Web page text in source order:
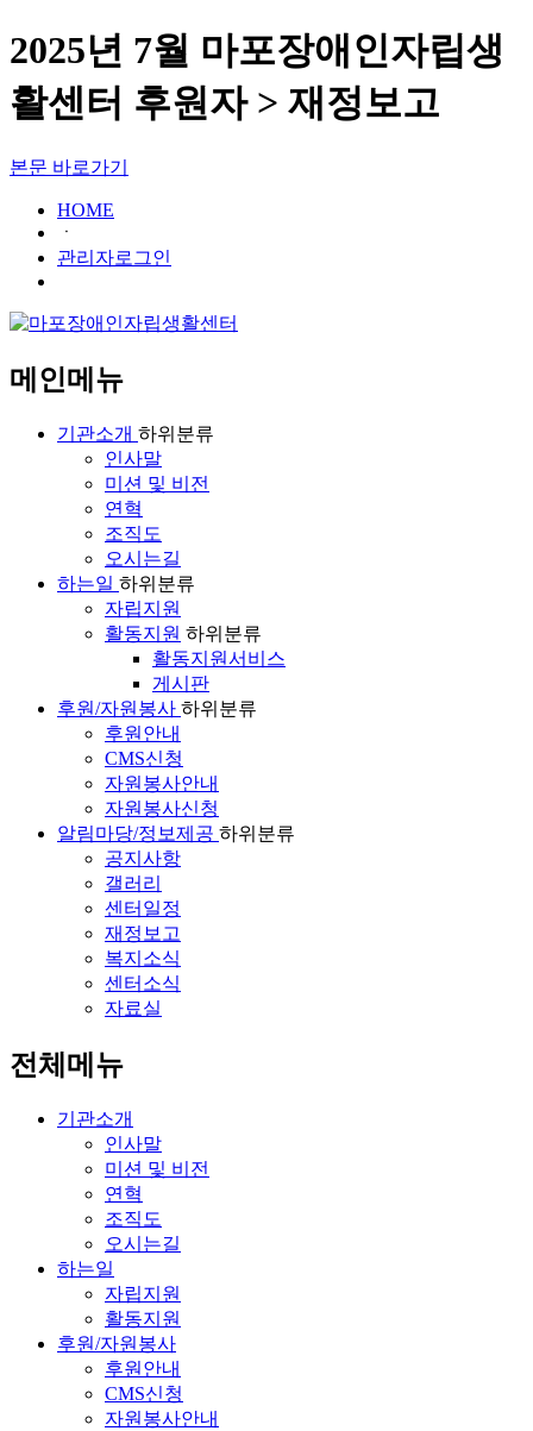
2025년 7월 마포장애인자립생
활센터 후원자 > 재정보고
본문 바로가기
HOME
ㆍ
관리자로그인
메인메뉴
기관소개 하위분류
인사말
미션 및 비전
연혁
조직도
오시는길
하는일 하위분류
자립지원
활동지원 하위분류
활동지원서비스
게시판
후원/자원봉사 하위분류
후원안내
CMS신청
자원봉사안내
자원봉사신청
알림마당/정보제공 하위분류
공지사항
갤러리
센터일정
재정보고
복지소식
센터소식
자료실
전체메뉴
기관소개
인사말
미션 및 비전
연혁
조직도
오시는길
하는일
자립지원
활동지원
후원/자원봉사
후원안내
CMS신청
자원봉사안내